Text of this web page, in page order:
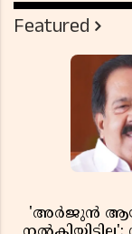
Featured
'അർജുൻ